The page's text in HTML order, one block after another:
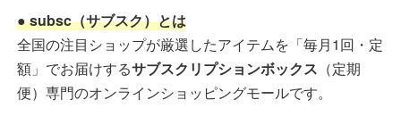
● subsc（サブスク）とは
全国の注目ショップが厳選したアイテムを「毎月1回・定
額」でお届けするサブスクリプションボックス （定期
便）専門のオンラインショッピングモールです。